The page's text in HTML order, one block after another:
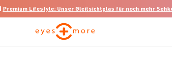
Premium Lifestyle: Unser Gleitsichtglas für noch mehr